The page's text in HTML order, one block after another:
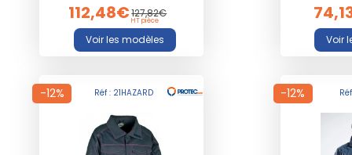
112,48€127,82€
HT pièce
-12% Réf : 21HAZARD -12%